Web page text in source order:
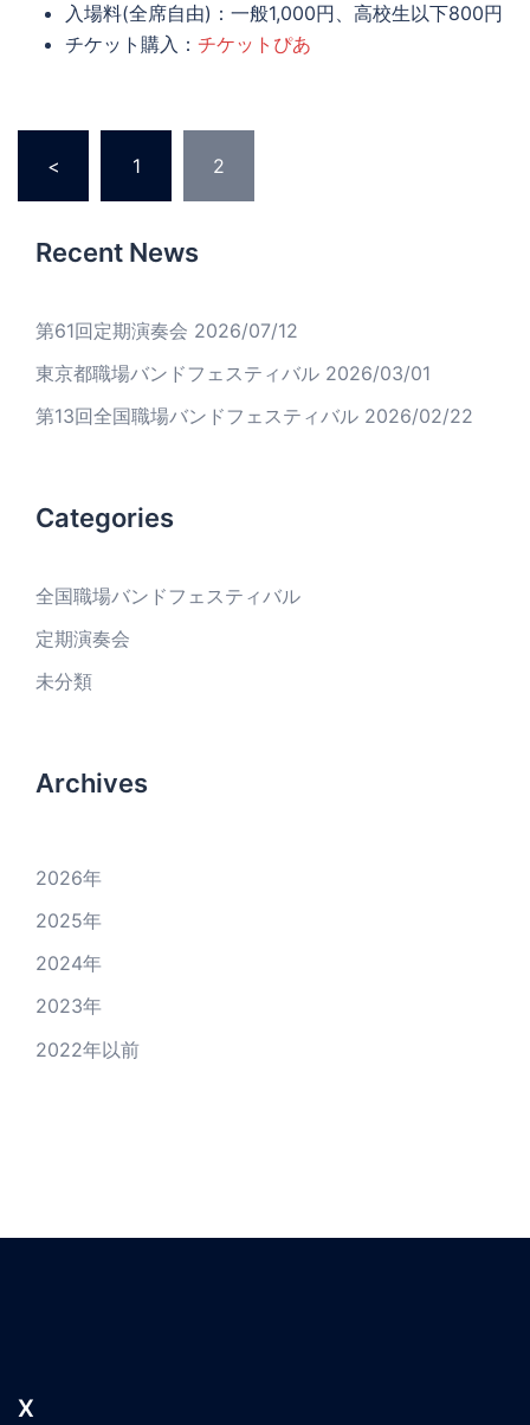
入場料(全席自由)：一般1,000円、高校生以下800円
チケット購入： チケットぴあ
の
ペ
送
り
< 1 2
Recent News
第61回定期演奏会 2026/07/12
東京都職場バンドフェスティバル 2026/03/01
第13回全国職場バンドフェスティバル 2026/02/22
Categories
全国職場バンドフェスティバル
定期演奏会
未分類
Archives
2026年
2025年
2024年
2023年
2022年以前
X